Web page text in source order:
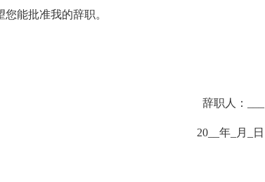
能批准我的辞职。
辞职人：___
20__年_月_日